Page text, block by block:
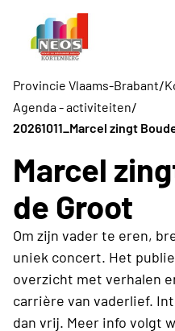
Provincie Vlaams-Brabant/
Agenda - activiteiten/
20261011_Marcel zingt
Marcel
de Groot
Om zijn vader te eren,
uniek concert. Het
overzicht met verhalen
carrière van vaderlief.
dan vrij. Meer info volgt